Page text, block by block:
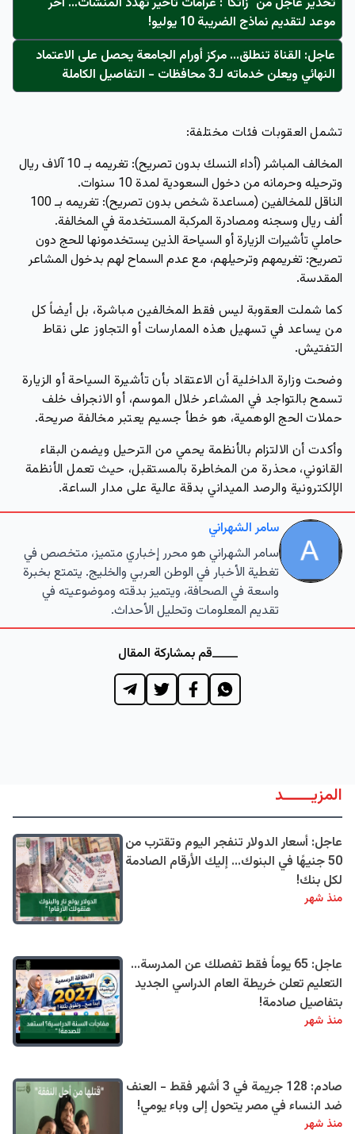
موعد لتقديم نماذج الضريبة 10 يوليو!
عاجل: القناة تنطلق... مركز أورام الجامعة يحصل على الاعتماد
النهائي ويعلن خدماته لـ3 محافظات - التفاصيل الكاملة
تشمل العقوبات فئات مختلفة:
المخالف المباشر
(أداء النسك بدون تصريح): تغريمه بـ 10 آلاف ريال
وترحيله وحرمانه من دخول السعودية لمدة 10 سنوات.
الناقل للمخالفين
(مساعدة شخص بدون تصريح): تغريمه بـ 100
ألف ريال وسجنه ومصادرة المركبة المستخدمة في المخالفة.
حاملي تأشيرات الزيارة أو السياحة الذين يستخدمونها للحج دون
تصريح: تغريمهم وترحيلهم، مع عدم السماح لهم بدخول المشاعر
المقدسة.
كما شملت العقوبة ليس فقط المخالفين مباشرة، بل أيضاً كل
من يساعد في تسهيل هذه الممارسات أو التجاوز على نقاط
التفتيش.
وضحت وزارة الداخلية أن الاعتقاد بأن تأشيرة السياحة أو الزيارة
تسمح بالتواجد في المشاعر خلال الموسم، أو الانجراف خلف
حملات الحج الوهمية، هو خطأ جسيم يعتبر مخالفة صريحة.
وأكدت أن الالتزام بالأنظمة يحمي من الترحيل ويضمن البقاء
القانوني، محذرة من المخاطرة بالمستقبل، حيث تعمل الأنظمة
الإلكترونية والرصد الميداني بدقة عالية على مدار الساعة.
سامر الشهراني
سامر الشهراني هو محرر إخباري متميز، متخصص في
تغطية الأخبار في الوطن العربي والخليج. يتمتع بخبرة
واسعة في الصحافة، ويتميز بدقته وموضوعيته في
تقديم المعلومات وتحليل الأحداث.
قم بمشاركة المقال
المزيــــــد
عاجل: أسعار الدولار تنفجر اليوم وتقترب من
50 جنيهًا في البنوك... إليك الأرقام الصادمة
لكل بنك!
منذ شهر
عاجل: 65 يوماً فقط تفصلك عن المدرسة...
التعليم تعلن خريطة العام الدراسي الجديد
بتفاصيل صادمة!
منذ شهر
صادم: 128 جريمة في 3 أشهر فقط - العنف
ضد النساء في مصر يتحول إلى وباء يومي!
منذ شهر